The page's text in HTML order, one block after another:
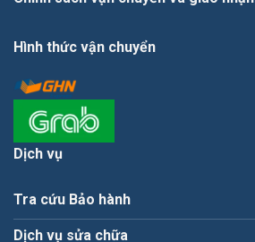
Hình thức vận chuyển
Dịch vụ
Tra cứu Bảo hành
Dịch vụ sửa chữa